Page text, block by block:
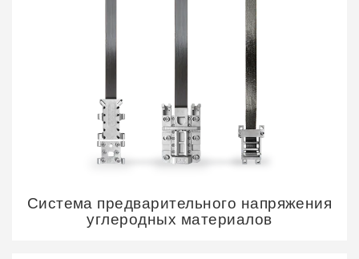
Система предварительного напряжения
углеродных материалов
materials for global infrastructure
Core Products
Carbon fiber series, structural
epoxy adhesives, mechanical &
chemical anchors, prestress
systems.
Product Highlights
certified, flame & welding
resistant, high load